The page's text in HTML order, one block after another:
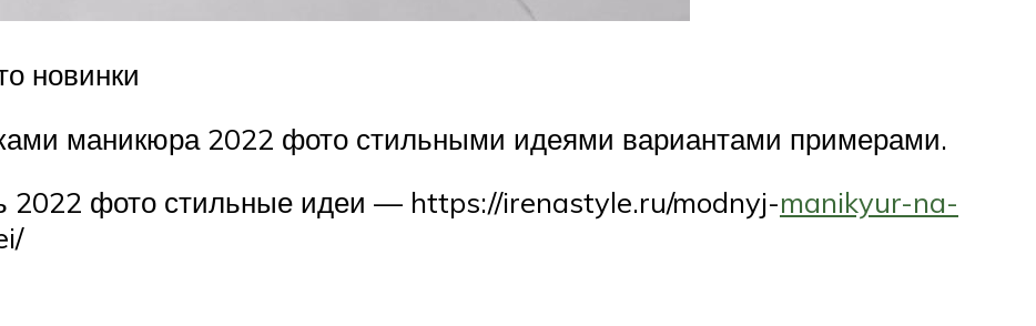
новинки
маникюра 2022 фото стильными идеями вариантами примерами.
фото стильные идеи — https://irenastyle.ru/modnyj-manikyur-na-